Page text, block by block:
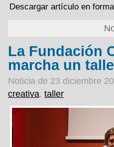
Descargar artículo en
La Fundación
marcha un
Noticia de 23 diciembre
creativa, taller